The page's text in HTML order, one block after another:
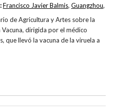
de Agricultura y Artes sobre la
dirigida por el médico
que llevó la vacuna de la viruela a
Francisco Javier Balmis, Guangzhou,